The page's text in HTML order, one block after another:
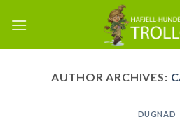
AUTHOR ARCHIVES:
DUGNAD